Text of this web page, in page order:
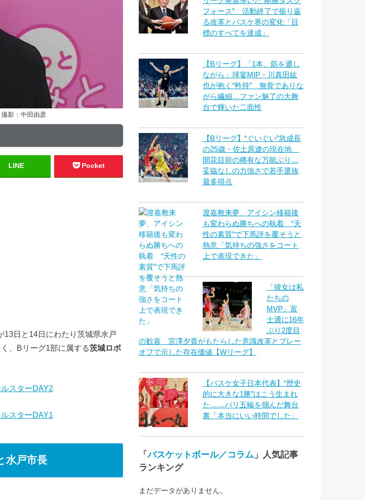
影：中田由彦
LINE Pocket
13日と14日にわたり茨城県水戸
、Bリーグ1部に属する茨城ロボ
スターDAY2
スターDAY1
水戸市長
フォース” 活動終了で振り返
る改革とバスケ界の変化「目
標のすべてを達成」
【Bリーグ】「1本、筋を通し
ながら」球宴MIP・川真田紘
也が抱く“矜持” 無骨でありな
がら繊細…ファン魅了の大舞
台で輝いた二面性
【Bリーグ】“ぐいぐい”急成長
の25歳・佐土原遼の現在地
開花目前の稀有な万能ぶり…
妥協なしの力強さで若手選抜
最多得点
渡嘉敷来夢、アイシン移籍後
も変わらぬ勝ちへの執着 “天
性の素質”で下馬評を覆そうと
熱意「気持ちの強さをコート
上で表現できた」
「彼女は私
たちの
MVP」富
士通に16年
ぶり2度目
の歓喜 宮澤夕貴がもたらした意識改革とプレー
オフで示した存在価値【Wリーグ】
【バスケ女子日本代表】“歴史
的に大きな1勝”はこう生まれ
た……パリ五輪を掴んだ舞台
裏「本当にいい時間でした」
「バスケットボール／コラム 」人気記事
ランキング
まだデータがありません。